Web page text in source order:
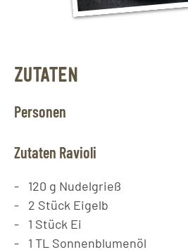
ZUTATEN
Personen
Zutaten Ravioli
120 g Nudelgrieß
2 Stück Eigelb
1 Stück Ei
1 TL Sonnenblumenöl